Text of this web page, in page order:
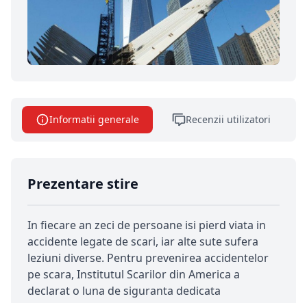
Informatii generale Recenzii utilizatori
Prezentare stire
In fiecare an zeci de persoane isi pierd viata in
accidente legate de scari, iar alte sute sufera
leziuni diverse. Pentru prevenirea accidentelor
pe scara, Institutul Scarilor din America a
declarat o luna de siguranta dedicata